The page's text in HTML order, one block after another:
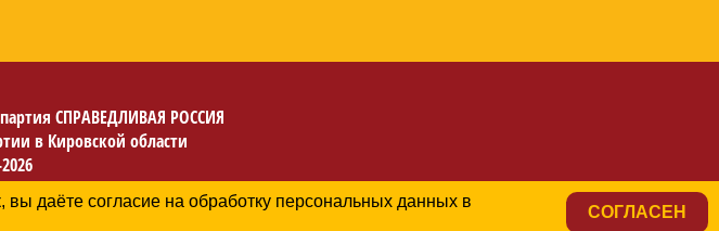
СПРАВЕДЛИВАЯ РОССИЯ
в Кировской области
персональных данных
даёте согласие на обработку персональных данных в
СОГЛАСЕН